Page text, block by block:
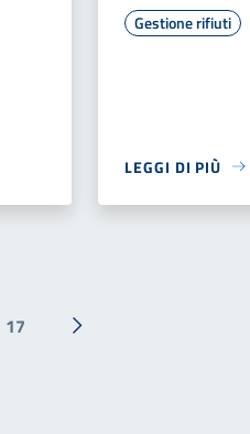
Gestione rifiuti
LEGGI DI PIÙ
17
Pagina successiva